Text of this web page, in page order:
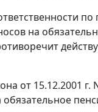
по
на
от 15.12.2001